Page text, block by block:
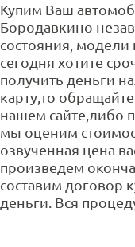
Купим Ваш
Бородавкино
состояния, модели
сегодня хотите
получить деньги
карту,то
нашем сайте,либо
мы оценим
озвученная цена
произведем
составим договор
деньги. Вся